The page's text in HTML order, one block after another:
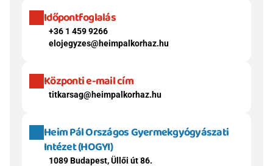
Időpontfoglalás
+36 1 459 9266
elojegyzes@heimpalkorhaz.hu
Központi e-mail cím
titkarsag@heimpalkorhaz.hu
Heim Pál Országos Gyermekgyógyászati
Intézet (HOGYI)
1089 Budapest, Üllői út 86.